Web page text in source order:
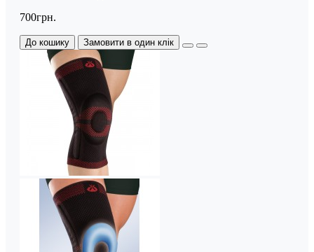
700грн.
До кошику Замовити в один клік